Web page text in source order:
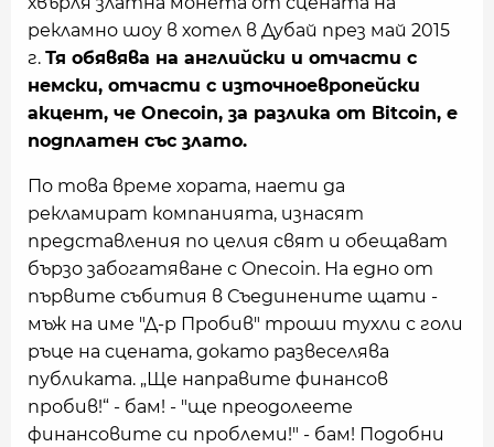
рекламно шоу в хотел в Дубай през май 2015
г. Тя обявява на английски и отчасти с
немски, отчасти с източноевропейски
акцент, че Onecoin, за разлика от Bitcoin, е
подплатен със злато.
По това време хората, наети да
рекламират компанията, изнасят
представления по целия свят и обещават
бързо забогатяване с Onecoin. На едно от
първите събития в Съединените щати -
мъж на име "Д-р Пробив" троши тухли с голи
ръце на сцената, докато развеселява
публиката. „Ще направите финансов
пробив!“ - бам! - "ще преодолеете
финансовите си проблеми!" - бам! Подобни